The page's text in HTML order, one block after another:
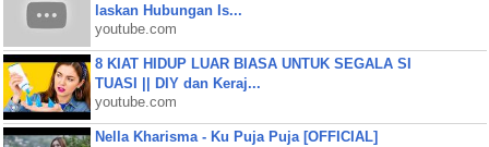
laskan Hubungan Is...
youtube.com
8 KIAT HIDUP LUAR BIASA UNTUK SEGALA SI
TUASI || DIY dan Keraj...
youtube.com
Nella Kharisma - Ku Puja Puja [OFFICIAL]